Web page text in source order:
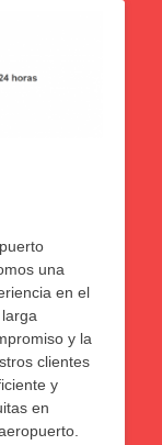
una
en el
y la
clientes
y
en